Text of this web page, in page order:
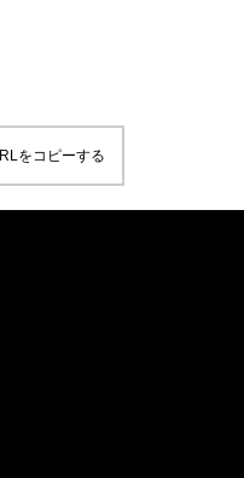
をコピーする